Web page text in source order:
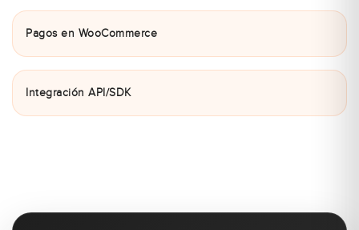
Pagos en WooCommerce
Integración API/SDK